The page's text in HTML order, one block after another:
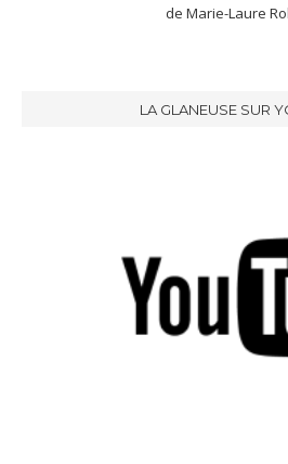
de Marie-Laure
LA GLANEUSE SUR